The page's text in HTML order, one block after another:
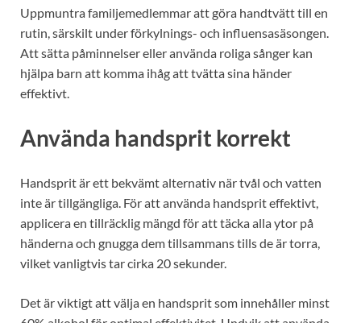
Uppmuntra familjemedlemmar att göra handtvätt till en
rutin, särskilt under förkylnings- och influensasäsongen.
Att sätta påminnelser eller använda roliga sånger kan
hjälpa barn att komma ihåg att tvätta sina händer
effektivt.
Använda handsprit korrekt
Handsprit är ett bekvämt alternativ när tvål och vatten
inte är tillgängliga. För att använda handsprit effektivt,
applicera en tillräcklig mängd för att täcka alla ytor på
händerna och gnugga dem tillsammans tills de är torra,
vilket vanligtvis tar cirka 20 sekunder.
Det är viktigt att välja en handsprit som innehåller minst